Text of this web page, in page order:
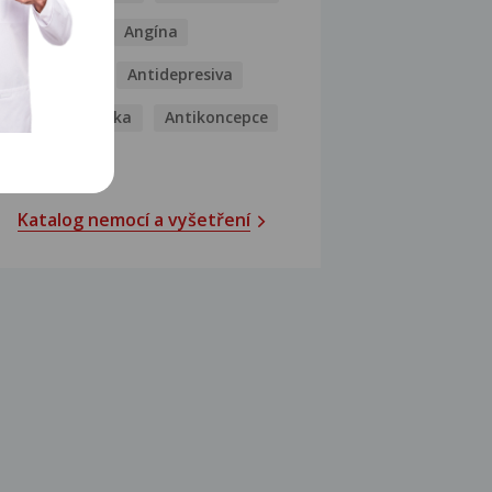
Analgetika Angína
Antidepresiva
Antihistaminika Antikoncepce
Katalog nemocí a vyšetření